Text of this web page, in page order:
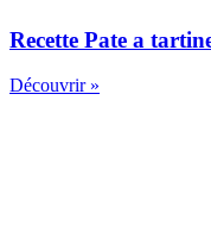
Recette Pate a
Découvrir »